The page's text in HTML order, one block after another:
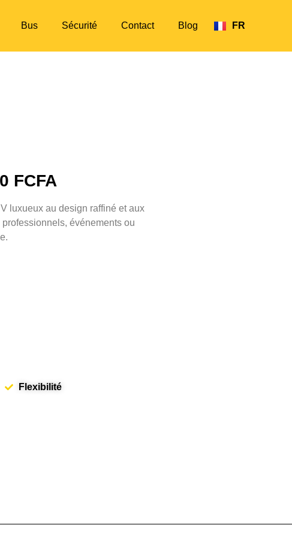
Bus Sécurité Contact Blog FR
EN
FCFA
luxueux au design raffiné et aux
événements ou
Flexibilité